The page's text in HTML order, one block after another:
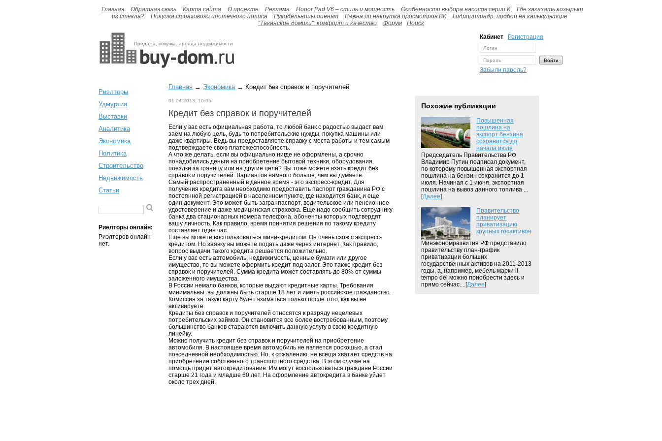
Главная Обратная связь Карта сайта О проекте Реклама Honor Pad V6 – стиль и мощность Особенности выбора насосов серии К
Где заказать козырьки
из стекла?
Покупка страхового ипотечного полиса Рукодельницы оценят Важна ли накрутка просмотров ВК
Гидроцилиндр: подбор на калькуляторе
"Таганские домики": комфорт и качество
Форум Поиск
Продажа, покупка, аренда недвижимости
Кабинет Регистрация
Забыли пароль?
Риэлторы
Удмуртия
Выставки
Аналитика
Экономика
Политика
Строительство
Недвижимость
Статьи
Риелторы онлайн:
Риэлторов онлайн
нет.
Главная → Экономика→ Кредит без справок и поручителей
01.04.2013, 10:05
Кредит без справок и поручителей
Если у вас есть официальная работа, то любой банк с радостью выдаст вам
заем на любую цель, будь то потребительские нужды, покупка машины или
даже квартиры. Ведь вы предоставляете справку с места работы и тем самым
подтверждаете свою платежеспособность.
А что же делать, если вы официально нигде не оформлены, а срочно
понадобились деньги на приобретение бытовой техники, оборудования,
поездки за границу или на другие цели? Вы тоже можете взять кредит без
справок и поручителей. Вариантов намного больше, чем вы думаете.
Самый распространенный в данное время - это экспресс-кредит. Для
получения кредита вам необходимо предоставить паспорт гражданина РФ с
постоянной регистрацией в населенном пункте, где находится банк, и еще
один документ. Это может быть загранпаспорт, водительское или пенсионное
удостоверение и даже медицинская страховка. Еще надо сообщить сотруднику
банка два стационарных номера телефона, абоненты которых подтвердят
вашу личность. Как правило, время принятия решения по такому кредиту
составляет один час.
Еще вы можете воспользоваться мини-кредитом. Он очень схож с экспресс-
кредитом. Но заявку вы можете подать даже через интернет. Как правило,
вопрос выдачи такого кредита решается положительно.
Если у вас есть автомобиль, недвижимость, ценные бумаги или другое
имущество, то вы можете оформить кредит под залог. Это также кредит без
справок и поручителей. Сумма кредита может составлять до 80% от суммы
заложенного имущества.
В России немало банков, которые выдают кредитные карты. Требования
минимальны: вы должны быть старше 18 лет и иметь российское гражданство.
Комиссия за такую карту будет взиматься только после того, как вы ее
активируете.
Кредиты без справок и поручителей относятся к разряду нецелевых
потребительских займов. Он становится все более востребованным, поэтому
большинство банков стараются включить данную услугу в свою кредитную
линейку.
Можно получить кредит без справок и поручителей на приобретение
автомобиля. В настоящее время автомобиль не является роскошью, а стал
повседневной необходимостью. Но, к сожалению, не всегда хватает средств на
приобретение собственного транспортного средства. В этом случае на
помощь придет автокредитование. Им могут воспользоваться граждане России
старше 21 года и младше 60 лет. На оформление автокредита в банке уйдет
около трех дней.
Похожие публикации
Повышенная
пошлина на
экспорт бензина
сохранится до
начала июля
Председатель Правительства РФ
Владимир Путин подписал документ,
по которому повышенная экспортная
пошлина на бензин сохранится до 1
июля. Начиная с 1 июня, экспортная
пошлина на вывоз данного топлива ...
[Далее]
Правительство
планирует
приватизацию
крупных госактивов
Минэкономразвития РФ представило
правительству план-график
приватизации больших
государственных активов на 2011-2013
годы, а, например, мебель марки il
tempo del можно приобрести здесь и
прямо сейчас....[Далее]